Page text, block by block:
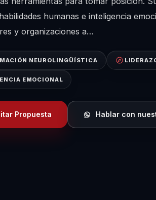
humanas e inteligencia
y organizaciones a…
NEUROLINGÜÍSTICA
EMOCIONAL
Propuesta Hablar con